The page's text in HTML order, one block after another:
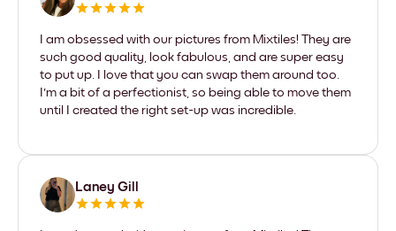
I am obsessed with our pictures from Mixtiles! They are
such good quality, look fabulous, and are super easy
to put up. I love that you can swap them around too.
I'm a bit of a perfectionist, so being able to move them
until I created the right set-up was incredible.
Laney Gill